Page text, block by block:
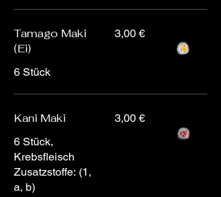
Tamago Maki
(Ei)
6 Stück
3,00 €
Kani Maki
6 Stück,
Krebsfleisch
Zusatzstoffe: (1,
a, b)
3,00 €